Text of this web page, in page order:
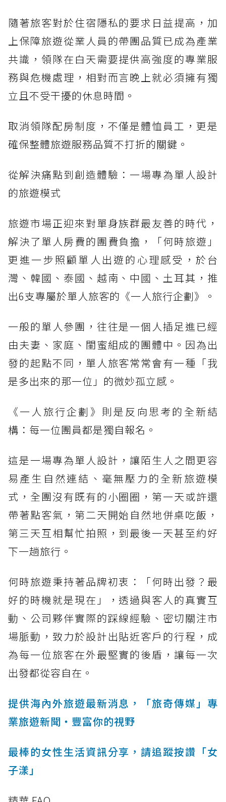
隨著旅客對於住宿隱私的要求日益提高，加
上保障旅遊從業人員的帶團品質已成為產業
共識，領隊在白天需要提供高強度的專業服
務與危機處理，相對而言晚上就必須擁有獨
立且不受干擾的休息時間。
取消領隊配房制度，不僅是體恤員工，更是
確保整體旅遊服務品質不打折的關鍵。
從解決痛點到創造體驗：一場專為單人設計
的旅遊模式
旅遊市場正迎來對單身族群最友善的時代，
解決了單人房費的團費負擔，「何時旅遊」
更進一步照顧單人出遊的心理感受，於台
灣、韓國、泰國、越南、中國、土耳其，推
出6支專屬於單人旅客的《一人旅行企劃》。
一般的單人參團，往往是一個人插足進已經
由夫妻、家庭、閨蜜組成的團體中。因為出
發的起點不同，單人旅客常常會有一種「我
是多出來的那一位」的微妙孤立感。
《一人旅行企劃》則是反向思考的全新結
構：每一位團員都是獨自報名。
這是一場專為單人設計，讓陌生人之間更容
易產生自然連結、毫無壓力的全新旅遊模
式，全團沒有既有的小圈圈，第一天或許還
帶著點客氣，第二天開始自然地併桌吃飯，
第三天互相幫忙拍照，到最後一天甚至約好
下一趟旅行。
何時旅遊秉持著品牌初衷：「何時出發？最
好的時機就是現在」，透過與客人的真實互
動、公司夥伴實際的踩線經驗、密切關注市
場脈動，致力於設計出貼近客戶的行程，成
為每一位旅客在外最堅實的後盾，讓每一次
出發都從容自在。
提供海內外旅遊最新消息，「旅奇傳媒」專
業旅遊新聞‧豐富你的視野
最棒的女性生活資訊分享，請追蹤按讚「女
子漾」